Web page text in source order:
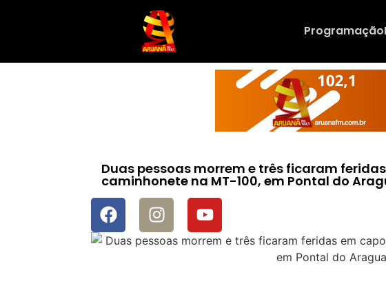
Programação
Duas pessoas morrem e três ficaram
caminhonete na MT-100, em Pontal do